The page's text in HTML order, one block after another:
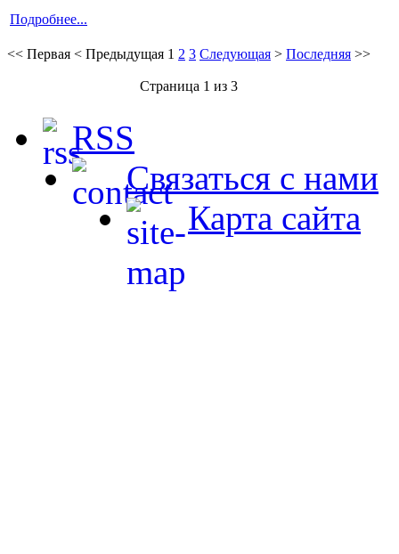
Подробнее...
<< Первая < Предыдущая 1 2 3 Следующая > Последняя >>
Страница 1 из 3
RSS
Связаться с нами
Карта сайта